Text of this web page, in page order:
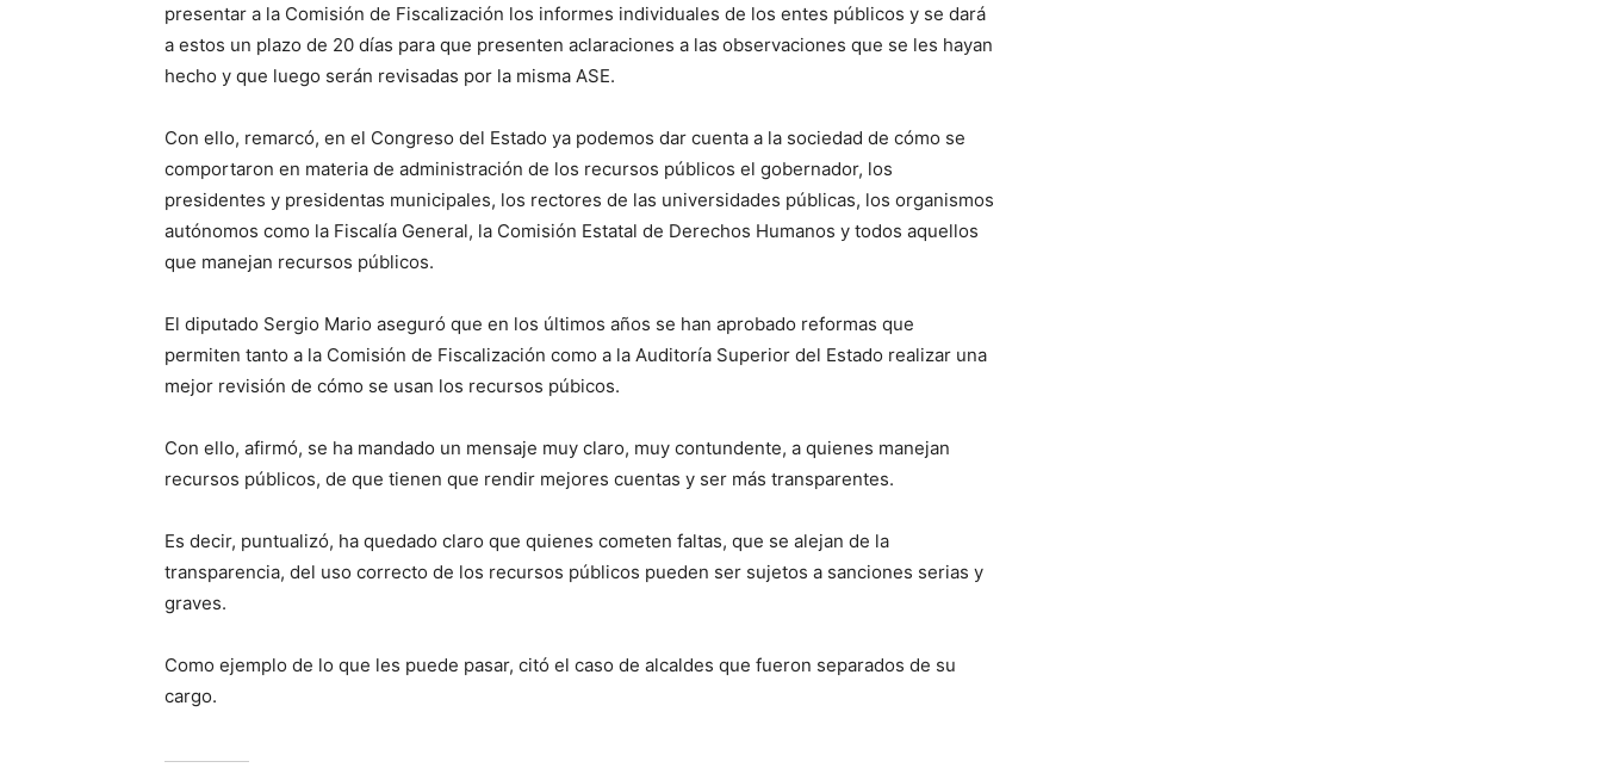
presentar a la Comisión de Fiscalización los informes individuales de los entes públicos y se dará
a estos un plazo de 20 días para que presenten aclaraciones a las observaciones que se les hayan
hecho y que luego serán revisadas por la misma ASE.
Con ello, remarcó, en el Congreso del Estado ya podemos dar cuenta a la sociedad de cómo se
comportaron en materia de administración de los recursos públicos el gobernador, los
presidentes y presidentas municipales, los rectores de las universidades públicas, los organismos
autónomos como la Fiscalía General, la Comisión Estatal de Derechos Humanos y todos aquellos
que manejan recursos públicos.
El diputado Sergio Mario aseguró que en los últimos años se han aprobado reformas que
permiten tanto a la Comisión de Fiscalización como a la Auditoría Superior del Estado realizar una
mejor revisión de cómo se usan los recursos púbicos.
Con ello, afirmó, se ha mandado un mensaje muy claro, muy contundente, a quienes manejan
recursos públicos, de que tienen que rendir mejores cuentas y ser más transparentes.
Es decir, puntualizó, ha quedado claro que quienes cometen faltas, que se alejan de la
transparencia, del uso correcto de los recursos públicos pueden ser sujetos a sanciones serias y
graves.
Como ejemplo de lo que les puede pasar, citó el caso de alcaldes que fueron separados de su
cargo.